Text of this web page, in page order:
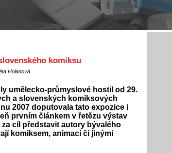
komiksu
Holanová
umělecko-průmyslové hostil od 29.
a slovenských komiksových
2007 doputovala tato expozice i
prvním článkem v řetězu výstav
za cíl představit autory bývalého
komiksem, animací či jinými